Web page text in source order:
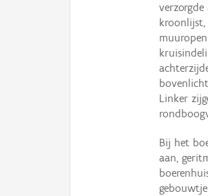
kroonlijst,
Linker
Bij het
aan,